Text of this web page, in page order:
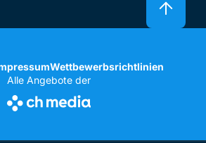
Wettbewerbsrichtlinien
Alle Angebote der